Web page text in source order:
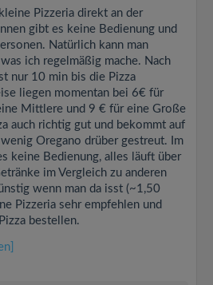
Pizzeria direkt an der
gibt es keine Bedienung und
Natürlich kann man
ich regelmäßig mache. Nach
nur 10 min bis die Pizza
liegen momentan bei 6€ für
Mittlere und 9 € für eine Große
auch richtig gut und bekommt auf
Oregano drüber gestreut. Im
keine Bedienung, alles läuft über
im Vergleich zu anderen
wenn man da isst (~1,50
Pizzeria sehr empfehlen und
bestellen.